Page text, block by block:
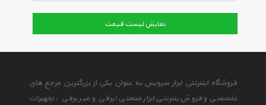
نمایش لیست قیمت
فروشگاه اینترنتی ابزار سرویس به عنوان یکی از بزرگترین مرجع های
تخصصی و فروش ینترنتی ابزار صنعتی (برقی و غیر برقی ، تجهیزات